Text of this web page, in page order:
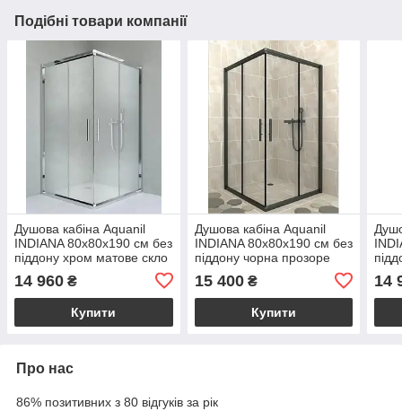
Подібні товари компанії
Душова кабіна Aquanil
INDIANA 80х80х190 см без
піддону хром матове скло
14 960 ₴
Купити
Душова кабіна Aquanil
INDIANA 80х80х190 см без
піддону чорна прозоре
скло 6 мм розсувні двері
15 400₴
Купити
14
Про нас
86% позитивних з 80 відгуків за рік